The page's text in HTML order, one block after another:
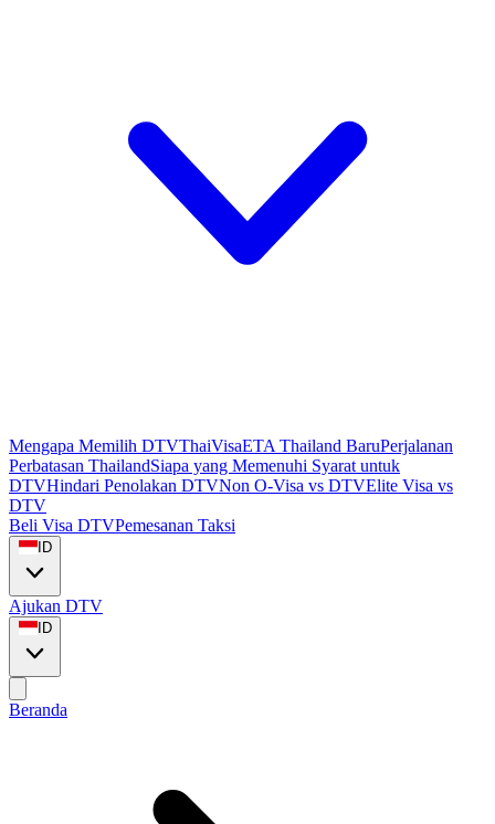
Mengapa Memilih DTVThaiVisaETA Thailand BaruPerjalanan
Perbatasan ThailandSiapa yang Memenuhi Syarat untuk
DTVHindari Penolakan DTVNon O-Visa vs DTVElite Visa vs
DTV
Beli Visa DTVPemesanan Taksi
ID
Ajukan DTV
ID
Beranda